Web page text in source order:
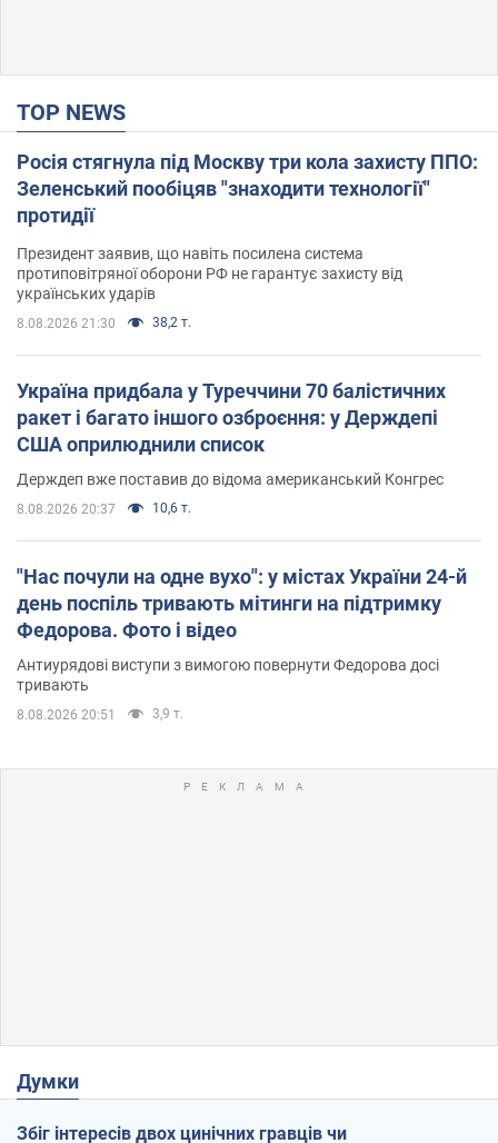
TOP NEWS
Росія стягнула під Москву три кола захисту ППО:
Зеленський пообіцяв "знаходити технології"
протидії
Президент заявив, що навіть посилена система
протиповітряної оборони РФ не гарантує захисту від
українських ударів
8.08.2026 21:30 38,2 т.
Україна придбала у Туреччини 70 балістичних
ракет і багато іншого озброєння: у Держдепі
США оприлюднили список
Держдеп вже поставив до відома американський Конгрес
8.08.2026 20:37 10,6 т.
"Нас почули на одне вухо": у містах України 24-й
день поспіль тривають мітинги на підтримку
Федорова. Фото і відео
Антиурядові виступи з вимогою повернути Федорова досі
тривають
8.08.2026 20:51 3,9 т.
Думки
Збіг інтересів двох цинічних гравців чи